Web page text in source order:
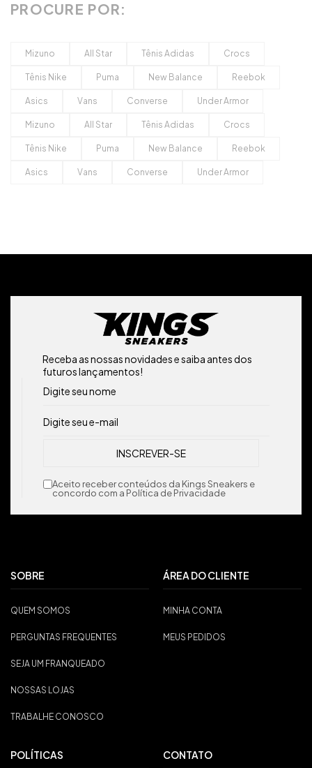
PROCURE POR:
Mizuno All Star Tênis Adidas Crocs
Tênis Nike Puma New Balance Reebok
Asics Vans Converse Under Armor
Mizuno All Star Tênis Adidas Crocs
Tênis Nike Puma New Balance Reebok
Asics Vans Converse Under Armor
Receba as nossas novidades e saiba antes dos
futuros lançamentos!
Aceito receber conteúdos da Kings Sneakers e
concordo com a Política de Privacidade
SOBRE
QUEM SOMOS
PERGUNTAS FREQUENTES
SEJA UM FRANQUEADO
NOSSAS LOJAS
TRABALHE CONOSCO
ÁREA DO CLIENTE
MINHA CONTA
MEUS PEDIDOS
POLÍTICAS CONTATO